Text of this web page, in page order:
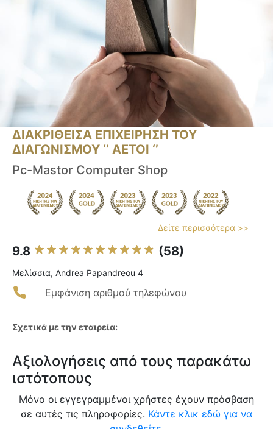
ΔΙΑΚΡΙΘΕΙΣΑ ΕΠΙΧΕΙΡΗΣΗ ΤΟΥ
ΔΙΑΓΩΝΙΣΜΟΥ ‘’ ΑΕΤΟΙ ‘’
Pc-Mastor Computer Shop
Δείτε περισσότερα >>
9.8 (58)
Μελίσσια, Andrea Papandreou 4
Εμφάνιση αριθμού τηλεφώνου
Σχετικά με την εταιρεία:
Αξιολογήσεις από τους παρακάτω
ιστότοπους
Μόνο οι εγγεγραμμένοι χρήστες έχουν πρόσβαση
σε αυτές τις πληροφορίες. Κάντε κλικ εδώ για να